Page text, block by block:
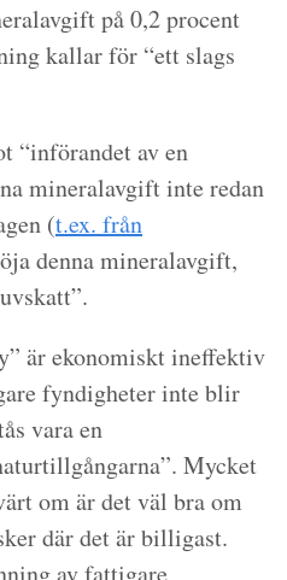
på 0,2 procent
kallar för “ett slags
“införandet av en
mineralavgift inte redan
(t.ex. från
denna mineralavgift,
är ekonomiskt ineffektiv
fyndigheter inte blir
vara en
Mycket
om är det väl bra om
där det är billigast.
av fattigare